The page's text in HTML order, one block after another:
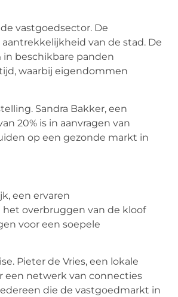
vastgoedsector. De
van de stad. De
in beschikbare panden
waarbij eigendommen
Sandra Bakker, een
20% is in aanvragen van
op een gezonde markt in
een ervaren
overbruggen van de kloof
voor een soepele
Pieter de Vries, een lokale
een netwerk van connecties
die de vastgoedmarkt in